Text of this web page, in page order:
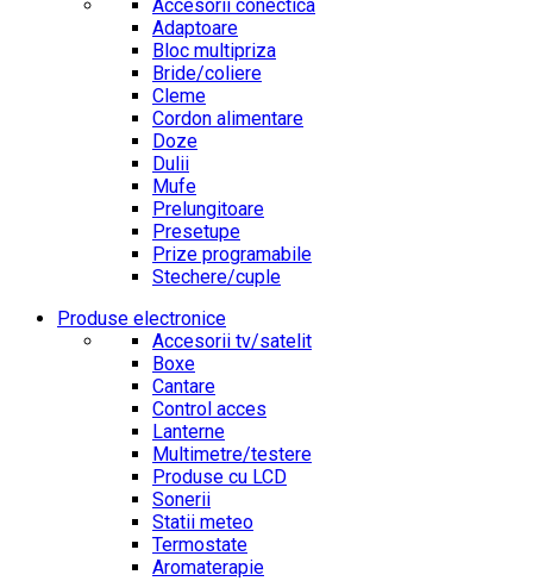
Accesorii conectica
Adaptoare
Bloc multipriza
Bride/coliere
Cleme
Cordon alimentare
Doze
Dulii
Mufe
Prelungitoare
Presetupe
Prize programabile
Stechere/cuple
Produse electronice
Accesorii tv/satelit
Boxe
Cantare
Control acces
Lanterne
Multimetre/testere
Produse cu LCD
Sonerii
Statii meteo
Termostate
Aromaterapie